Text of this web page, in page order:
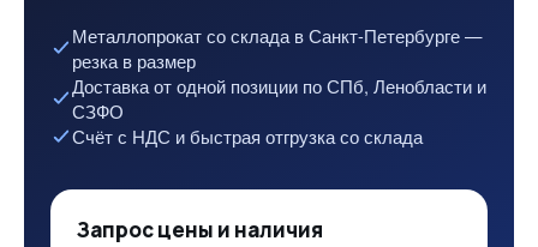
Металлопрокат со склада в Санкт-Петербурге —
резка в размер
Доставка от одной позиции по СПб, Ленобласти и
СЗФО
Счёт с НДС и быстрая отгрузка со склада
Запрос цены и наличия